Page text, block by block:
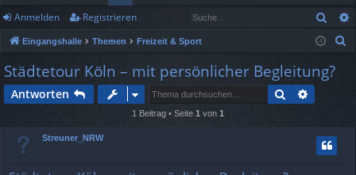
ch
ne
llz
ug
or
en
lie
de
n
m
el
eg
ist
Anmelden Registrieren
Eingangshalle Themen Freizeit & Sport
Städtetour Köln – mit persönlicher Begleitung?
Antworten Suche
1 Beitrag • Seite 1 von 1
Streuner_NRW